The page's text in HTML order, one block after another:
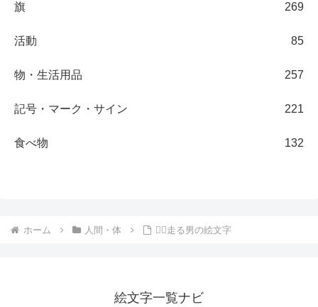
旗 269
活動 85
物・生活用品 257
記号・マーク・サイン 221
食べ物 132
ホーム 人間・体 🏃‍♂️走る男の絵文字
絵文字一覧ナビ